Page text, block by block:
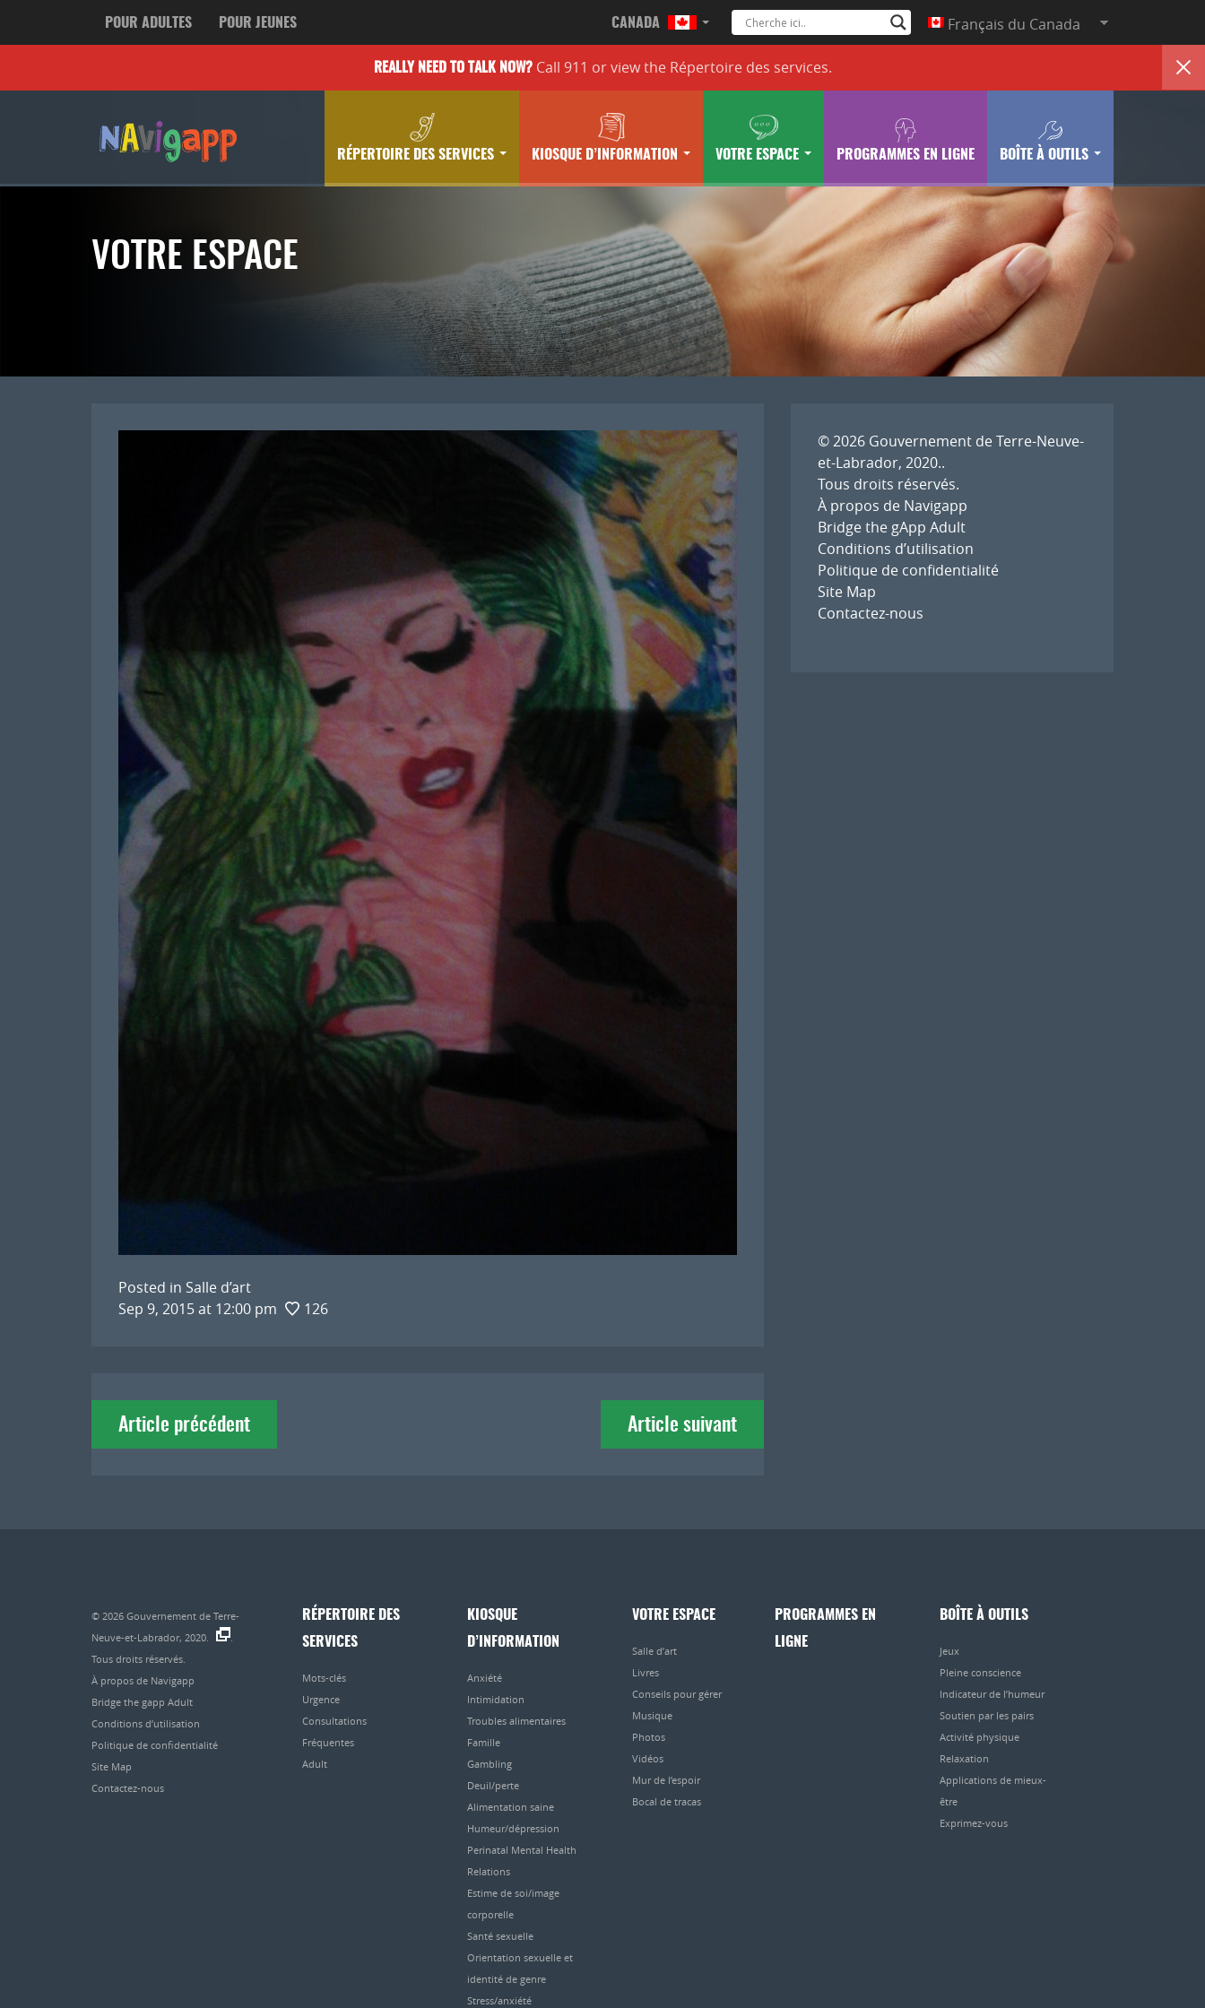
POUR ADULTES POUR JEUNES CANADA Français du Canada
REALLY NEED TO TALK NOW? Call 911 orview the Répertoire des services.
RÉPERTOIRE DES SERVICES KIOSQUE D’INFORMATION VOTRE ESPACE PROGRAMMES EN LIGNE BOÎTE À OUTILS
VOTRE ESPACE
Posted in Salle d’art
Sep 9, 2015 at 12:00 pm
126
Navigation
deArticle précédent Article suivant
© 2026 Gouvernement de Terre-Neuve-
et-Labrador, 2020..
Tous droits réservés.
À propos de Navigapp
Bridge the gApp Adult
Conditions d’utilisation
Politique de confidentialité
Site Map
Contactez-nous
© 2026 Gouvernement de Terre-
Neuve-et-Labrador, 2020.
Tous droits réservés.
À propos de Navigapp
Bridge the gapp Adult
Conditions d’utilisation
Politique de confidentialité
Site Map
Contactez-nous
RÉPERTOIRE DES
SERVICES
Mots-clés
Urgence
Consultations
Fréquentes
Adult
KIOSQUE
D’INFORMATION
Anxiété
Intimidation
Troubles alimentaires
Famille
Gambling
Deuil/perte
Alimentation saine
Humeur/dépression
Perinatal Mental Health
Relations
Estime de soi/image
corporelle
Santé sexuelle
Orientation sexuelle et
identité de genre
Stress/anxiété
VOTRE ESPACE
Salle d’art
Livres
Conseils pour gérer
Musique
Photos
Vidéos
Mur de l’espoir
Bocal de tracas
PROGRAMMES EN
LIGNE
BOÎTE À OUTILS
Jeux
Pleine conscience
Indicateur de l’humeur
Soutien par les pairs
Activité physique
Relaxation
Applications de mieux-
être
Exprimez-vous